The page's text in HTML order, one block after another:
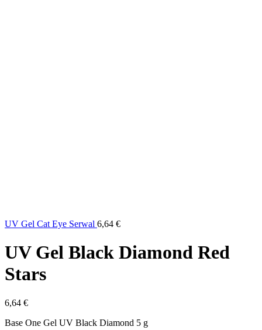
UV Gel Cat Eye Serwal 6,64 €
UV Gel Black Diamond Red
Stars
6,64 €
Base One Gel UV Black Diamond 5 g